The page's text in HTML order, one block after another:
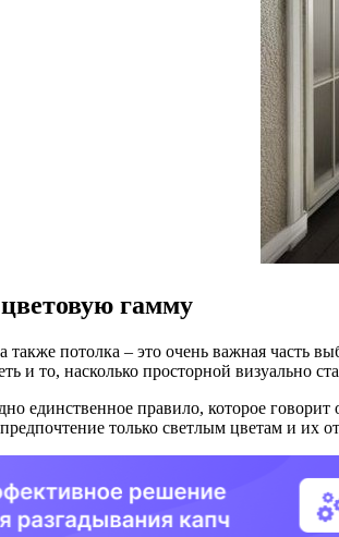
гамму
также потолка – это очень важная часть
и то, насколько просторной визуально
единственное правило, которое говорит
только светлым цветам и их